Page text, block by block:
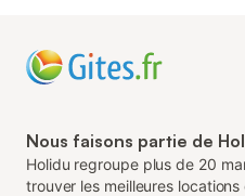
Nous faisons partie de
Holidu regroupe plus de 20
trouver les meilleures